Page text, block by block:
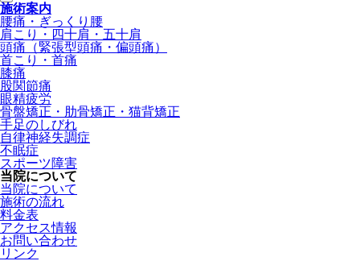
施術案内
腰痛・ぎっくり腰
肩こり・四十肩・五十肩
頭痛（緊張型頭痛・偏頭痛）
首こり・首痛
膝痛
股関節痛
眼精疲労
骨盤矯正・肋骨矯正・猫背矯正
手足のしびれ
自律神経失調症
不眠症
スポーツ障害
当院について
当院について
施術の流れ
料金表
アクセス情報
お問い合わせ
リンク